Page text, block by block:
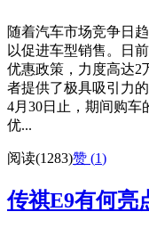
随着汽车市场竞争日
以促进车型销售。日
优惠政策，力度高达2
者提供了极具吸引力
4月30日止，期间购车
优...
阅读(1283)赞 (1)
传祺E9有何亮